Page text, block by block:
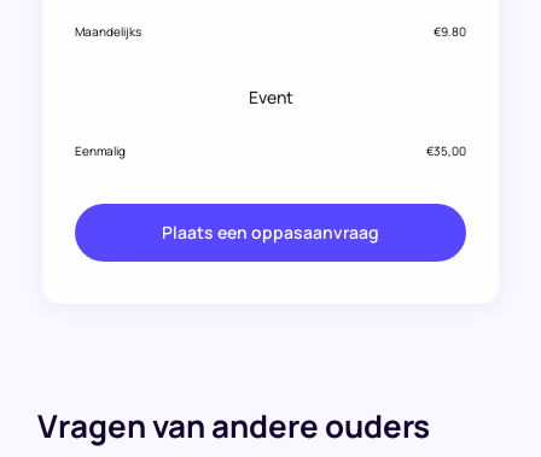
Maandelijks €9.80
Event
Eenmalig €35,00
Plaats een oppasaanvraag
Vragen van andere ouders